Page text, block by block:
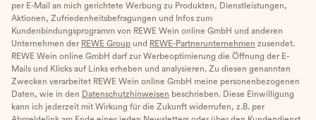
per E-Mail an mich gerichtete Werbung zu Produkten, Dienstleistungen,
Aktionen, Zufriedenheitsbefragungen und Infos zum
Kundenbindungsprogramm von REWE Wein online GmbH und anderen
Unternehmen der REWE Group und REWE-Partnerunternehmen zusendet.
REWE Wein online GmbH darf zur Werbeoptimierung die Öffnung der E-
Mails und Klicks auf Links erheben und analysieren. Zu diesen genannten
Zwecken verarbeitet REWE Wein online GmbH meine personenbezogenen
Daten, wie in den Datenschutzhinweisen beschrieben. Diese Einwilligung
kann ich jederzeit mit Wirkung für die Zukunft widerrufen, z.B. per